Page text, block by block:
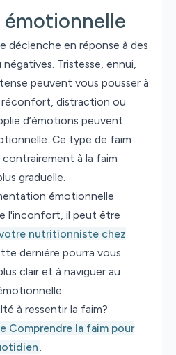
déclenche en réponse à des
Tristesse, ennui,
peuvent vous pousser à
réconfort, distraction ou
d’émotions peuvent
Ce type de faim
à la faim
graduelle.
émotionnelle
l'inconfort, il peut être
nutritionniste chez
dernière pourra vous
clair et à naviguer au
à ressentir la faim?
Comprendre la faim pour
.